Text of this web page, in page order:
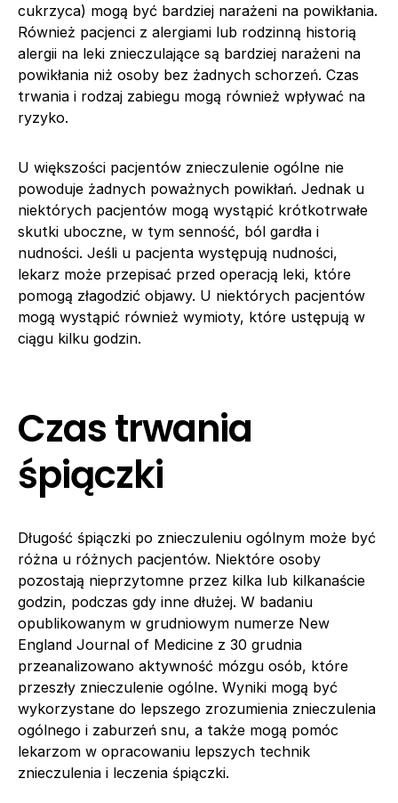
cukrzyca) mogą być bardziej narażeni na powikłania.
Również pacjenci z alergiami lub rodzinną historią
alergii na leki znieczulające są bardziej narażeni na
powikłania niż osoby bez żadnych schorzeń. Czas
trwania i rodzaj zabiegu mogą również wpływać na
ryzyko.
U większości pacjentów znieczulenie ogólne nie
powoduje żadnych poważnych powikłań. Jednak u
niektórych pacjentów mogą wystąpić krótkotrwałe
skutki uboczne, w tym senność, ból gardła i
nudności. Jeśli u pacjenta występują nudności,
lekarz może przepisać przed operacją leki, które
pomogą złagodzić objawy. U niektórych pacjentów
mogą wystąpić również wymioty, które ustępują w
ciągu kilku godzin.
Czas trwania
śpiączki
Długość śpiączki po znieczuleniu ogólnym może być
różna u różnych pacjentów. Niektóre osoby
pozostają nieprzytomne przez kilka lub kilkanaście
godzin, podczas gdy inne dłużej. W badaniu
opublikowanym w grudniowym numerze New
England Journal of Medicine z 30 grudnia
przeanalizowano aktywność mózgu osób, które
przeszły znieczulenie ogólne. Wyniki mogą być
wykorzystane do lepszego zrozumienia znieczulenia
ogólnego i zaburzeń snu, a także mogą pomóc
lekarzom w opracowaniu lepszych technik
znieczulenia i leczenia śpiączki.